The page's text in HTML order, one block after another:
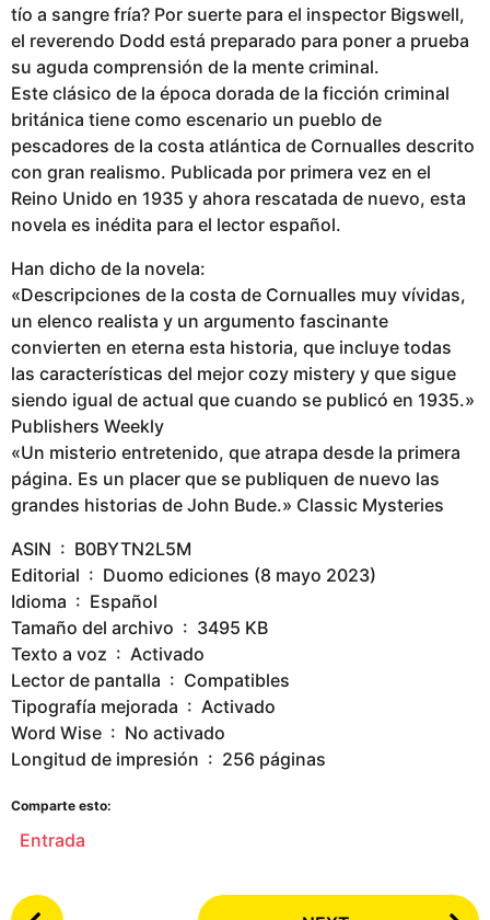
tío a sangre fría? Por suerte para el inspector Bigswell,
el reverendo Dodd está preparado para poner a prueba
su aguda comprensión de la mente criminal.
Este clásico de la época dorada de la ficción criminal
británica tiene como escenario un pueblo de
pescadores de la costa atlántica de Cornualles descrito
con gran realismo. Publicada por primera vez en el
Reino Unido en 1935 y ahora rescatada de nuevo, esta
novela es inédita para el lector español.
Han dicho de la novela:
«Descripciones de la costa de Cornualles muy vívidas,
un elenco realista y un argumento fascinante
convierten en eterna esta historia, que incluye todas
las características del mejor cozy mistery y que sigue
siendo igual de actual que cuando se publicó en 1935.»
Publishers Weekly
«Un misterio entretenido, que atrapa desde la primera
página. Es un placer que se publiquen de nuevo las
grandes historias de John Bude.» Classic Mysteries
ASIN ‏ : ‎ B0BYTN2L5M
Editorial ‏ : ‎ Duomo ediciones (8 mayo 2023)
Idioma ‏ : ‎ Español
Tamaño del archivo ‏ : ‎ 3495 KB
Texto a voz ‏ : ‎ Activado
Lector de pantalla ‏ : ‎ Compatibles
Tipografía mejorada ‏ : ‎ Activado
Word Wise ‏ : ‎ No activado
Longitud de impresión ‏ : ‎ 256 páginas
Comparte esto:
Entrada
P